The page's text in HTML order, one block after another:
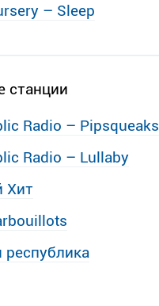
– Sleep
станции
Radio – Pipsqueaks
Radio – Lullaby
Хит
республика